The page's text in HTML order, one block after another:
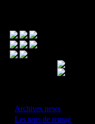
Archives news
Les tops de rcmag